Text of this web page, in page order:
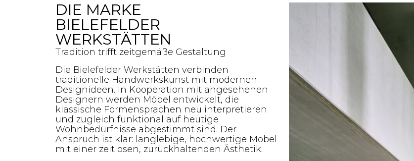
DIE MARKE
BIELEFELDER
WERKSTÄTTEN
Tradition trifft zeitgemäße Gestaltung
Die Bielefelder Werkstätten verbinden
traditionelle Handwerkskunst mit modernen
Designideen. In Kooperation mit angesehenen
Designern werden Möbel entwickelt, die
klassische Formensprachen neu interpretieren
und zugleich funktional auf heutige
Wohnbedürfnisse abgestimmt sind. Der
Anspruch ist klar: langlebige, hochwertige Möbel
mit einer zeitlosen, zurückhaltenden Ästhetik.